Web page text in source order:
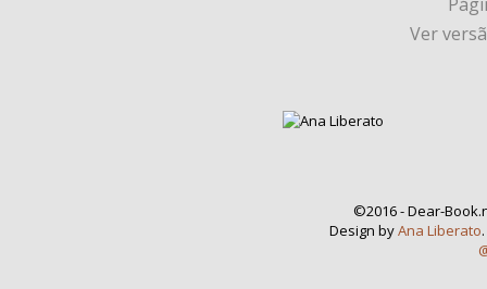
Ver
©2016 - Dear-
Design byAna Liberato